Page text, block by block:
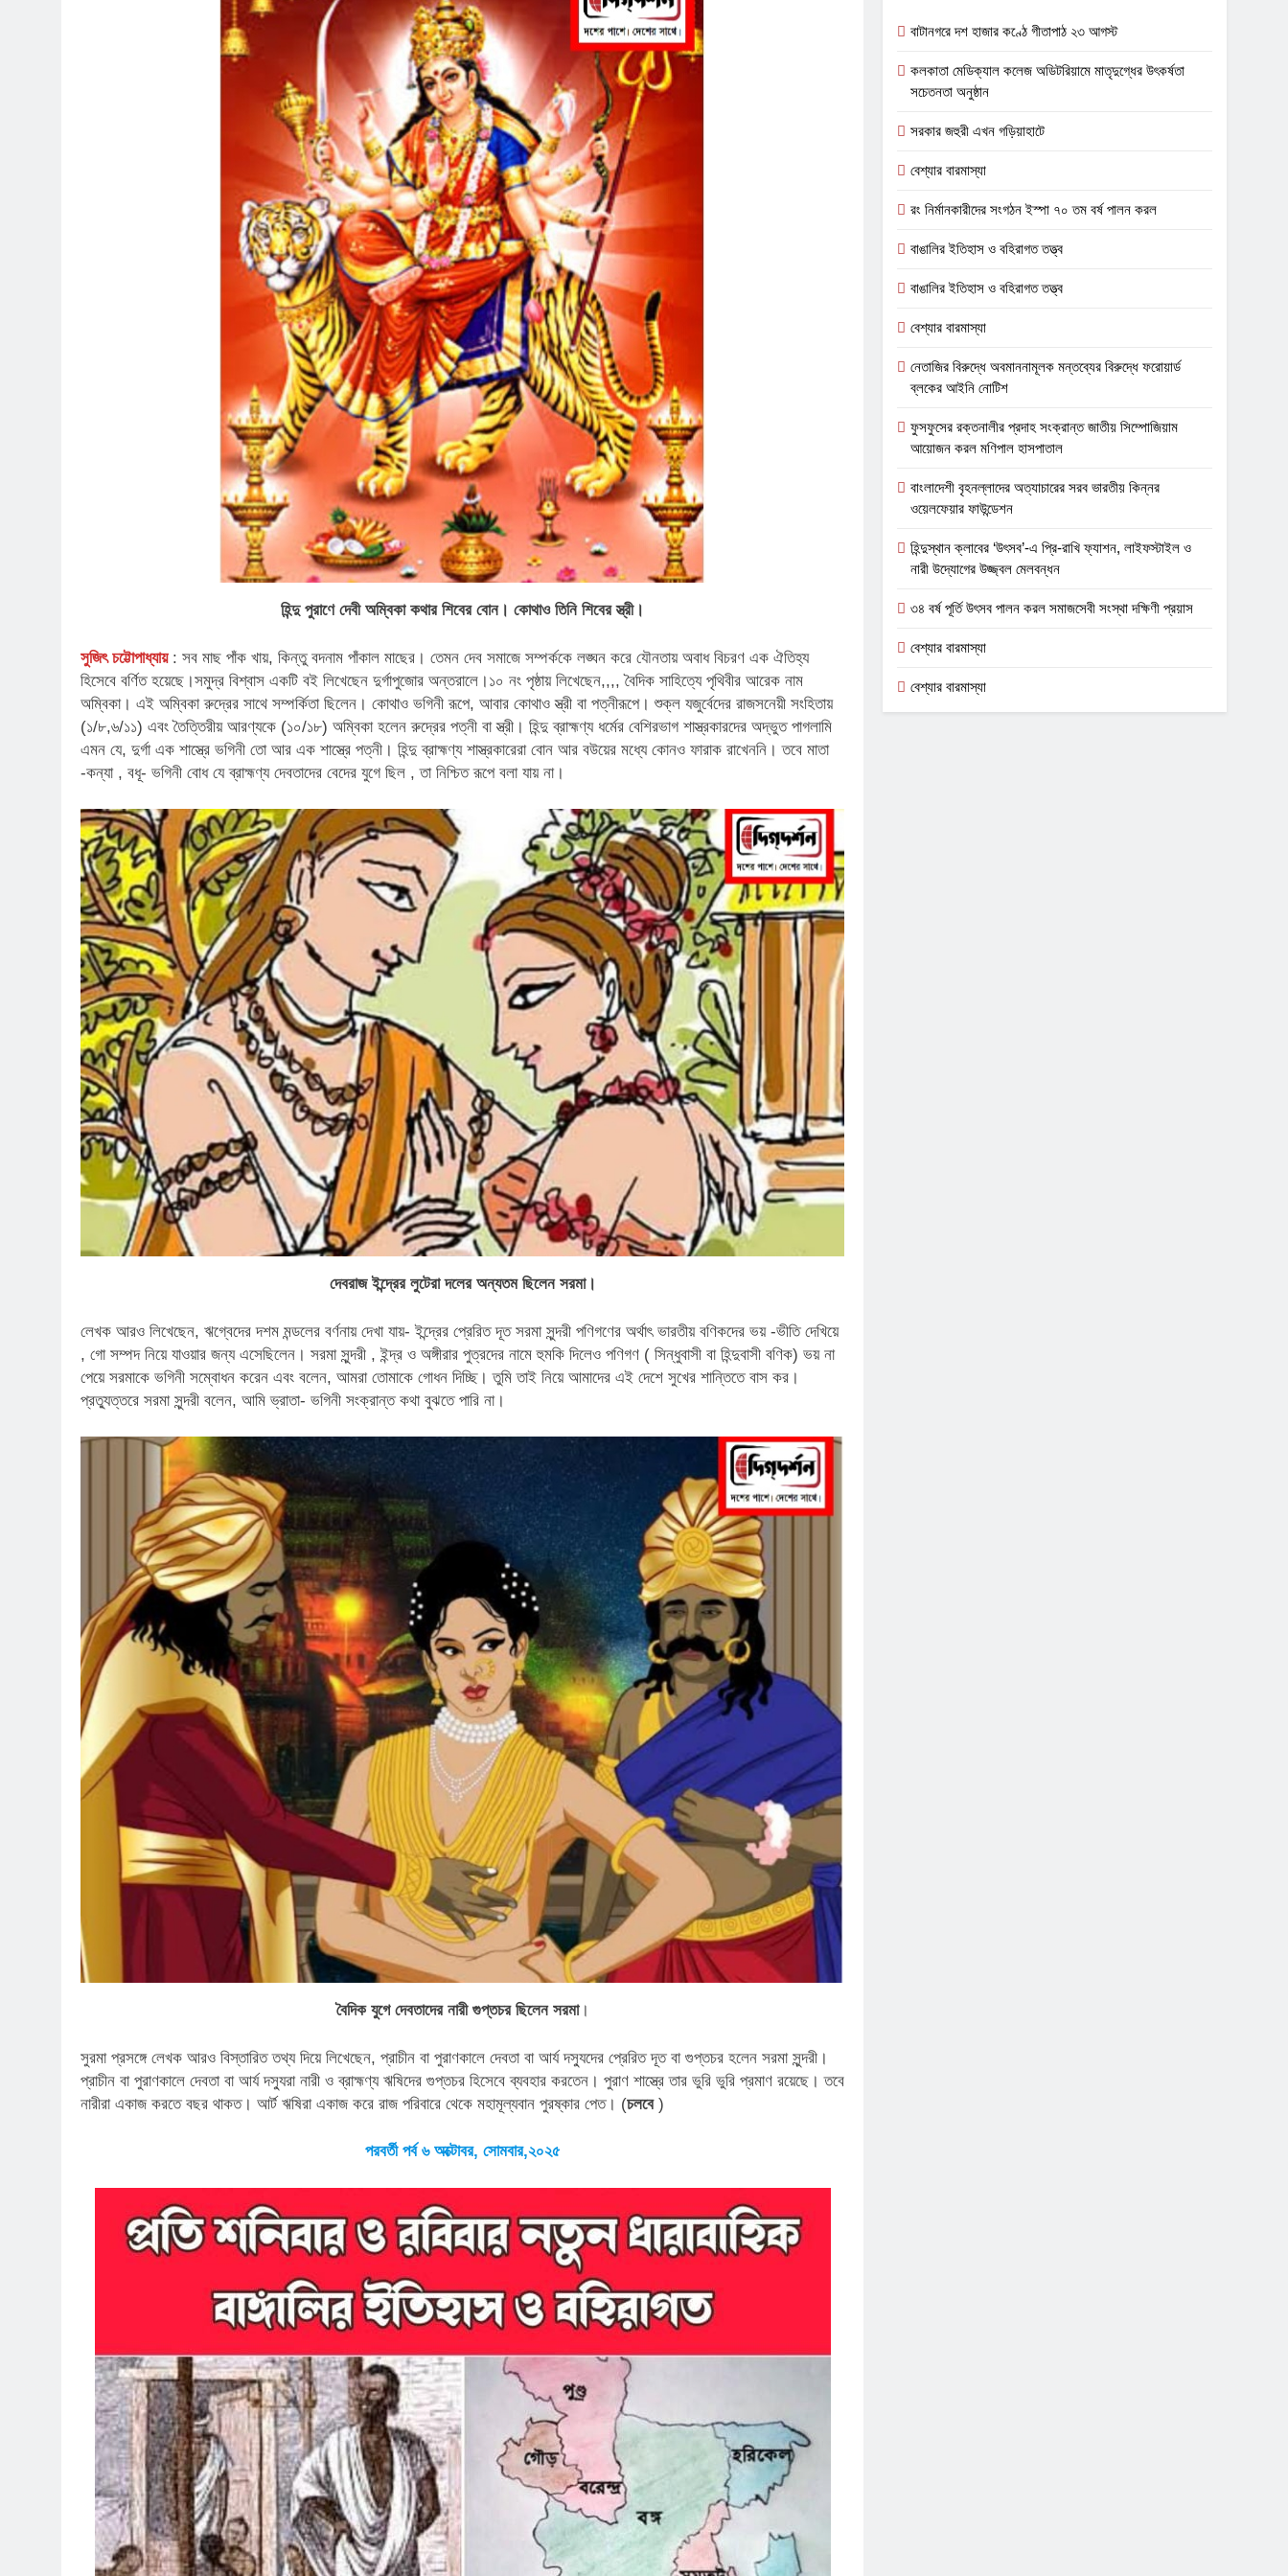
হিন্দু পুরাণে দেবী অম্বিকা কথার শিবের বোন। কোথাও তিনি শিবের স্ত্রী।
সুজিৎ চট্টোপাধ্যায়: সব মাছ পাঁক খায়, কিন্তু বদনাম পাঁকাল মাছের। তেমন দেব সমাজে সম্পর্ককে লঙ্ঘন করে যৌনতায় অবাধ বিচরণ এক ঐতিহ্য
হিসেবে বর্ণিত হয়েছে।সমুদ্র বিশ্বাস একটি বই লিখেছেন দুর্গাপুজোর অন্তরালে।১০ নং পৃষ্ঠায় লিখেছেন,,,, বৈদিক সাহিত্যে পৃথিবীর আরেক নাম
অম্বিকা। এই অম্বিকা রুদ্রের সাথে সম্পর্কিতা ছিলেন। কোথাও ভগিনী রূপে, আবার কোথাও স্ত্রী বা পত্নীরূপে। শুক্ল যজুর্বেদের রাজসনেয়ী সংহিতায়
(১/৮,৬/১১) এবং তৈত্তিরীয় আরণ্যকে (১০/১৮) অম্বিকা হলেন রুদ্রের পত্নী বা স্ত্রী। হিন্দু ব্রাহ্মণ্য ধর্মের বেশিরভাগ শাস্ত্রকারদের অদ্ভুত পাগলামি
এমন যে, দুর্গা এক শাস্ত্রে ভগিনী তো আর এক শাস্ত্রে পত্নী। হিন্দু ব্রাহ্মণ্য শাস্ত্রকারেরা বোন আর বউয়ের মধ্যে কোনও ফারাক রাখেননি। তবে মাতা
-কন্যা , বধূ- ভগিনী বোধ যে ব্রাহ্মণ্য দেবতাদের বেদের যুগে ছিল , তা নিশ্চিত রূপে বলা যায় না।
দেবরাজ ইন্দ্রের লুটেরা দলের অন্যতম ছিলেন সরমা।
লেখক আরও লিখেছেন, ঋগ্বেদের দশম মন্ডলের বর্ণনায় দেখা যায়- ইন্দ্রের প্রেরিত দূত সরমা সুন্দরী পণিগণের অর্থাৎ ভারতীয় বণিকদের ভয় -ভীতি দেখিয়ে
, গো সম্পদ নিয়ে যাওয়ার জন্য এসেছিলেন। সরমা সুন্দরী , ইন্দ্র ও অঙ্গীরার পুত্রদের নামে হুমকি দিলেও পণিগণ ( সিন্ধুবাসী বা হিন্দুবাসী বণিক) ভয় না
পেয়ে সরমাকে ভগিনী সম্বোধন করেন এবং বলেন, আমরা তোমাকে গোধন দিচ্ছি। তুমি তাই নিয়ে আমাদের এই দেশে সুখের শান্তিতে বাস কর।
প্রত্যুত্তরে সরমা সুন্দরী বলেন, আমি ভ্রাতা- ভগিনী সংক্রান্ত কথা বুঝতে পারি না।
বৈদিক যুগে দেবতাদের নারী গুপ্তচর ছিলেন সরমা।
সুরমা প্রসঙ্গে লেখক আরও বিস্তারিত তথ্য দিয়ে লিখেছেন, প্রাচীন বা পুরাণকালে দেবতা বা আর্য দস্যুদের প্রেরিত দূত বা গুপ্তচর হলেন সরমা সুন্দরী।
প্রাচীন বা পুরাণকালে দেবতা বা আর্য দস্যুরা নারী ও ব্রাহ্মণ্য ঋষিদের গুপ্তচর হিসেবে ব্যবহার করতেন। পুরাণ শাস্ত্রে তার ভুরি ভুরি প্রমাণ রয়েছে। তবে
নারীরা একাজ করতে বছর থাকত। আর্ট ঋষিরা একাজ করে রাজ পরিবারে থেকে মহামূল্যবান পুরষ্কার পেত। (চলবে)
পরবর্তী পর্ব ৬ অক্টোবর, সোমবার,২০২৫
বাটানগরে দশ হাজার কণ্ঠে গীতাপাঠ ২৩ আগস্ট
কলকাতা মেডিক্যাল কলেজ অডিটরিয়ামে মাতৃদুগ্ধের উৎকর্ষতা
সচেতনতা অনুষ্ঠান
সরকার জহুরী এখন গড়িয়াহাটে
বেশ্যার বারমাস্যা
রং নির্মানকারীদের সংগঠন ইস্পা ৭০ তম বর্ষ পালন করল
বাঙালির ইতিহাস ও বহিরাগত তত্ত্ব
বাঙালির ইতিহাস ও বহিরাগত তত্ত্ব
বেশ্যার বারমাস্যা
নেতাজির বিরুদ্ধে অবমাননামূলক মন্তব্যের বিরুদ্ধে ফরোয়ার্ড
ব্লকের আইনি নোটিশ
ফুসফুসের রক্তনালীর প্রদাহ সংক্রান্ত জাতীয় সিম্পোজিয়াম
আয়োজন করল মণিপাল হাসপাতাল
বাংলাদেশী বৃহনল্লাদের অত্যাচারের সরব ভারতীয় কিন্নর
ওয়েলফেয়ার ফাউন্ডেশন
হিন্দুস্থান ক্লাবের ‘উৎসব’-এ প্রি-রাখি ফ্যাশন, লাইফস্টাইল ও
নারী উদ্যোগের উজ্জ্বল মেলবন্ধন
৩৪ বর্ষ পূর্তি উৎসব পালন করল সমাজসেবী সংস্থা দক্ষিণী প্রয়াস
বেশ্যার বারমাস্যা
বেশ্যার বারমাস্যা